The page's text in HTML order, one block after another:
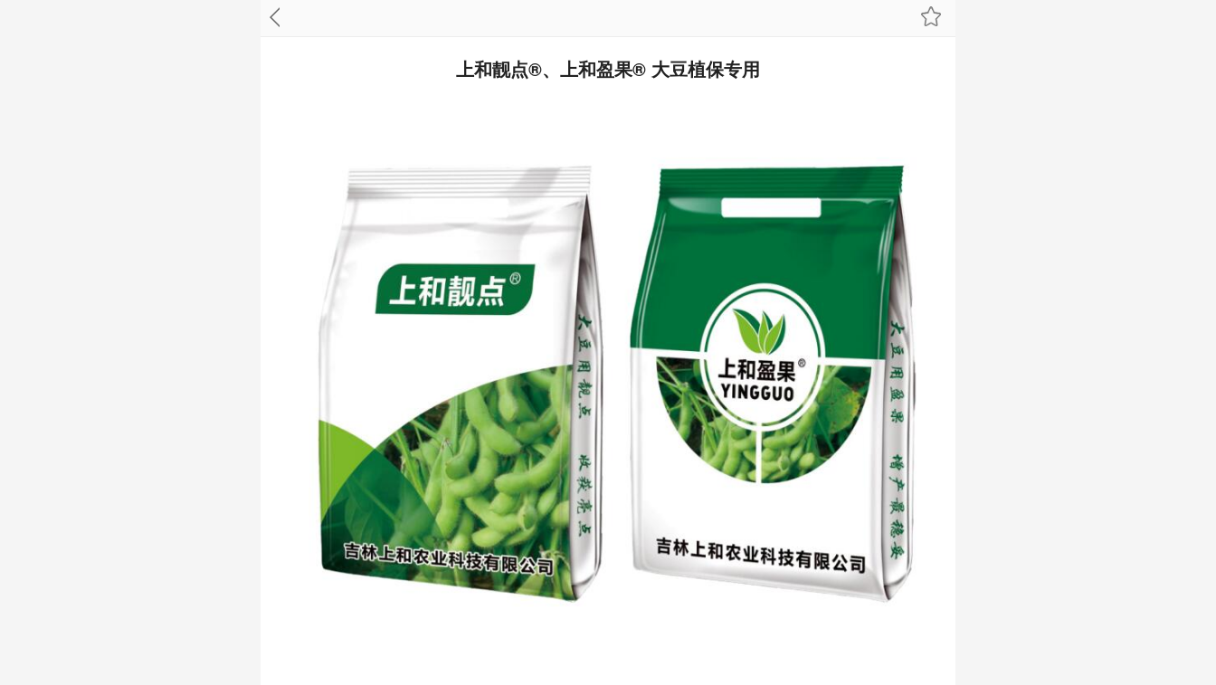
上和靓点®、上和盈果® 大豆植保专用